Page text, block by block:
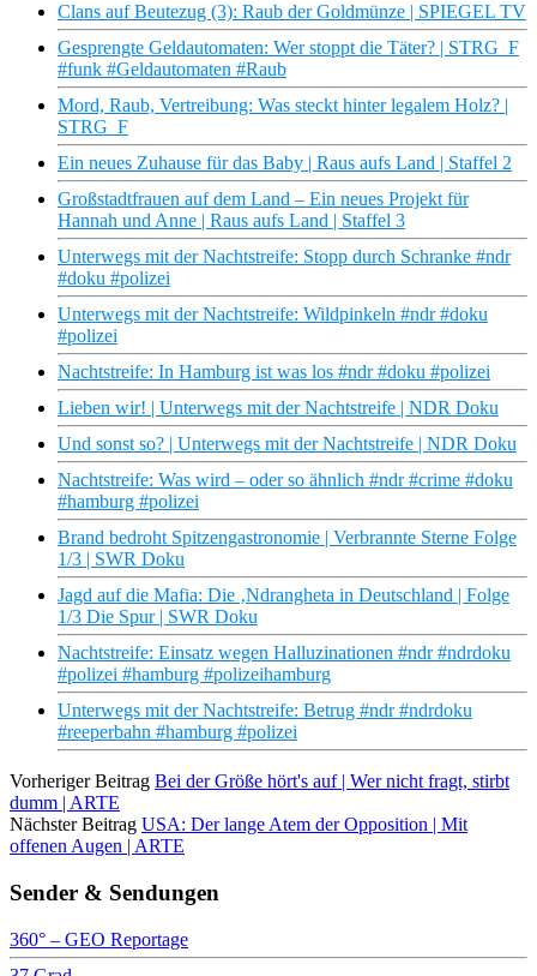
Clans auf Beutezug (3): Raub der Goldmünze | SPIEGEL TV
Gesprengte Geldautomaten: Wer stoppt die Täter? | STRG_F
#funk #Geldautomaten #Raub
Mord, Raub, Vertreibung: Was steckt hinter legalem Holz? |
STRG_F
Ein neues Zuhause für das Baby | Raus aufs Land | Staffel 2
Großstadtfrauen auf dem Land – Ein neues Projekt für
Hannah und Anne | Raus aufs Land | Staffel 3
Unterwegs mit der Nachtstreife: Stopp durch Schranke #ndr
#doku #polizei
Unterwegs mit der Nachtstreife: Wildpinkeln #ndr #doku
#polizei
Nachtstreife: In Hamburg ist was los #ndr #doku #polizei
Lieben wir! | Unterwegs mit der Nachtstreife | NDR Doku
Und sonst so? | Unterwegs mit der Nachtstreife | NDR Doku
Nachtstreife: Was wird – oder so ähnlich #ndr #crime #doku
#hamburg #polizei
Brand bedroht Spitzengastronomie | Verbrannte Sterne Folge
1/3 | SWR Doku
Jagd auf die Mafia: Die ‚Ndrangheta in Deutschland | Folge
1/3 Die Spur | SWR Doku
Nachtstreife: Einsatz wegen Halluzinationen #ndr #ndrdoku
#polizei #hamburg #polizeihamburg
Unterwegs mit der Nachtstreife: Betrug #ndr #ndrdoku
#reeperbahn #hamburg #polizei
Vorheriger Beitrag Bei der Größe hört's auf | Wer nicht fragt, stirbt
dumm | ARTE
Nächster Beitrag USA: Der lange Atem der Opposition | Mit
offenen Augen | ARTE
Sender & Sendungen
360° – GEO Reportage